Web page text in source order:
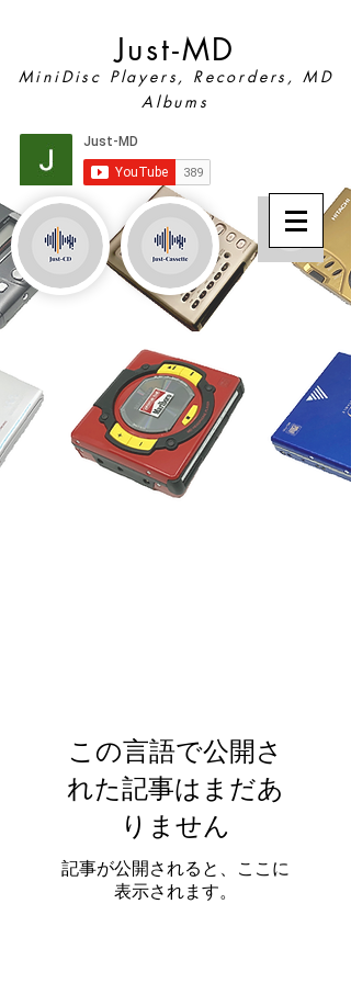
Just-MD
MiniDisc Players, Recorders, MD
Albums
この言語で公開さ
れた記事はまだあ
りません
記事が公開されると、ここに
表示されます。